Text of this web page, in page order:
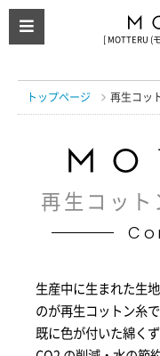
[ MOTTERU (
トップページ 再生コッ
再生コット
生産中に生まれた生
のが再生コットン糸で
既に色が付いた綿く